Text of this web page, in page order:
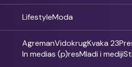
LifestyleModa
AgremanVidokrugKvaka 23
In medias (p)resMladi i mediji